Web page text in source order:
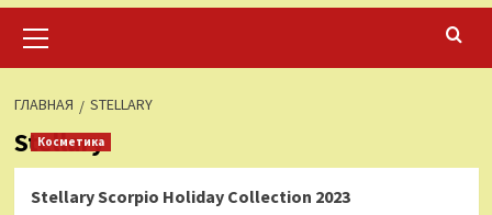
меню
ГЛАВНАЯ STELLARY
Stellary
Косметика
Stellary Scorpio Holiday Collection 2023